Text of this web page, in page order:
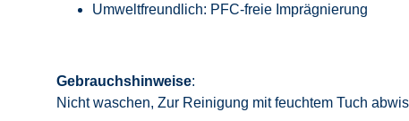
Umweltfreundlich: PFC-freie Imprägnierung
Gebrauchshinweise:
Nicht waschen, Zur Reinigung mit feuchtem Tuch